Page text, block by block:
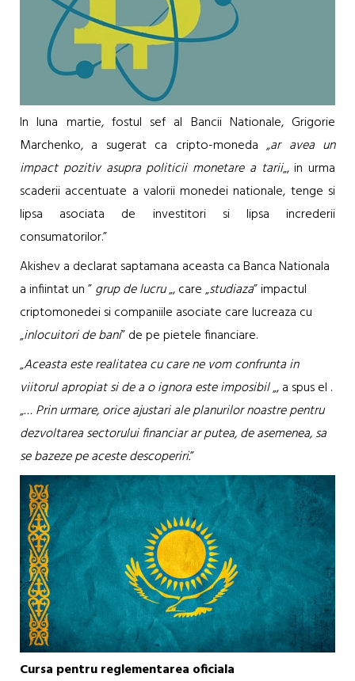
In luna martie, fostul sef al Bancii Nationale, Grigorie
Marchenko, a sugerat ca cripto-moneda„ar avea un
impact pozitiv asupra politicii monetare a tarii„, in urma
scaderii accentuate a valorii monedei nationale, tenge si
lipsa asociata de investitori si lipsa increderii
consumatorilor.”
Akishev a declarat saptamana aceasta ca Banca Nationala
a infiintat un ”grup de lucru„, care „studiaza” impactul
criptomonedei si companiile asociate care lucreaza cu
„inlocuitori de bani” de pe pietele financiare.
„Aceasta este realitatea cu care ne vom confrunta in
viitorul apropiat si de a o ignora este imposibil„, a spus el .
„… Prin urmare, orice ajustari ale planurilor noastre pentru
dezvoltarea sectorului financiar ar putea, de asemenea, sa
se bazeze pe aceste descoperiri.”
Cursa pentru reglementarea oficiala